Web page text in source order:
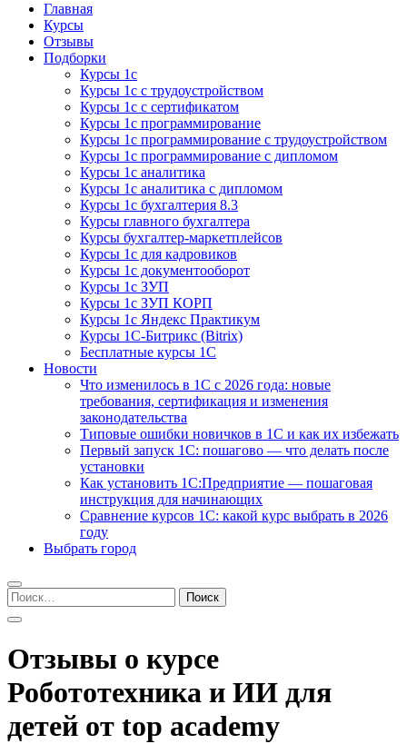
Курсы 1С
Курсы 1С официальная сертификация
Главная
Курсы
Отзывы
Подборки
Курсы 1с
Курсы 1с с трудоустройством
Курсы 1с с сертификатом
Курсы 1с программирование
Курсы 1с программирование с трудоустройством
Курсы 1с программирование с дипломом
Курсы 1с аналитика
Курсы 1с аналитика с дипломом
Курсы 1с бухгалтерия 8.3
Курсы главного бухгалтера
Курсы бухгалтер-маркетплейсов
Курсы 1с для кадровиков
Курсы 1с документооборот
Курсы 1с ЗУП
Курсы 1с ЗУП КОРП
Курсы 1с Яндекс Практикум
Курсы 1С-Битрикс (Bitrix)
Бесплатные курсы 1С
Новости
Что изменилось в 1С с 2026 года: новые
требования, сертификация и изменения
законодательства
Типовые ошибки новичков в 1С и как их избежать
Первый запуск 1С: пошагово — что делать после
установки
Как установить 1С:Предприятие — пошаговая
инструкция для начинающих
Сравнение курсов 1С: какой курс выбрать в 2026
году
Выбрать город
Найти:
Отзывы о курсе
Робототехника и ИИ для
детей от top academy